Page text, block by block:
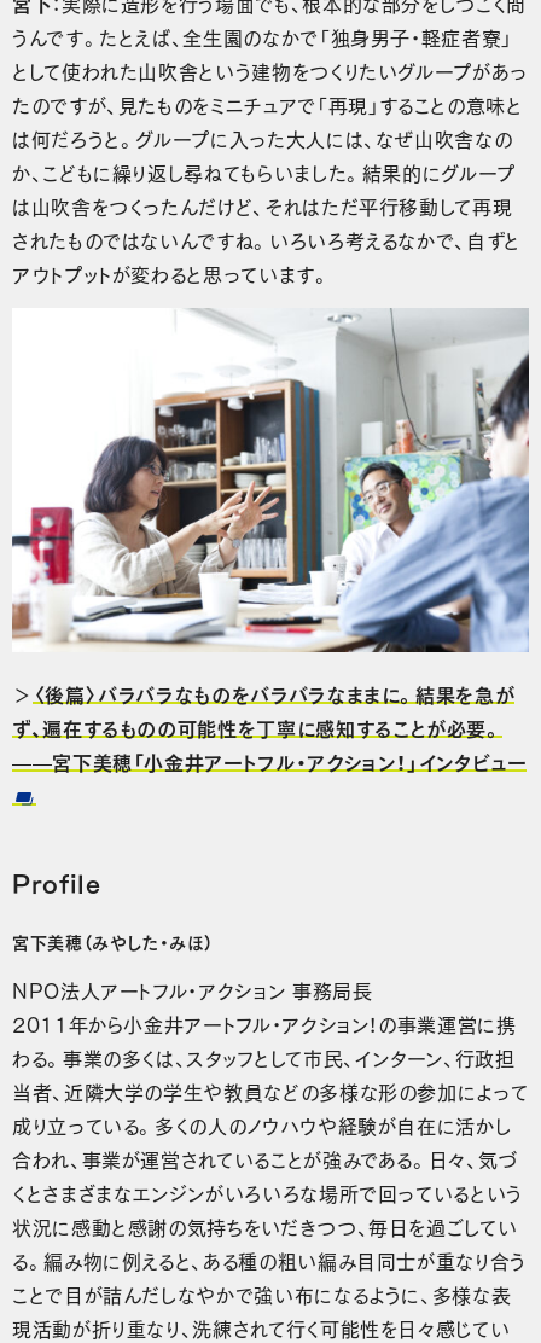
うんです。たとえば、全生園のなかで「独身男子・軽症者寮」
として使われた山吹舎という建物をつくりたいグループがあっ
たのですが、見たものをミニチュアで「再現」することの意味と
は何だろうと。グループに入った大人には、なぜ山吹舎なの
か、こどもに繰り返し尋ねてもらいました。結果的にグループ
は山吹舎をつくったんだけど、それはただ平行移動して再現
されたものではないんですね。いろいろ考えるなかで、自ずと
アウトプットが変わると思っています。
＞ 〈後篇〉バラバラなものをバラバラなままに。結果を急が
ず、遍在するものの可能性を丁寧に感知することが必要。
——宮下美穂「小金井アートフル・アクション！」インタビュー
Profile
宮下美穂（みやした・みほ）
NPO法人アートフル・アクション 事務局長
2011年から小金井アートフル・アクション！の事業運営に携
わる。事業の多くは、スタッフとして市民、インターン、行政担
当者、近隣大学の学生や教員などの多様な形の参加によって
成り立っている。多くの人のノウハウや経験が自在に活かし
合われ、事業が運営されていることが強みである。日々、気づ
くとさまざまなエンジンがいろいろな場所で回っているという
状況に感動と感謝の気持ちをいだきつつ、毎日を過ごしてい
る。編み物に例えると、ある種の粗い編み目同士が重なり合う
ことで目が詰んだしなやかで強い布になるように、多様な表
現活動が折り重なり、洗練されて行く可能性を日々感じてい